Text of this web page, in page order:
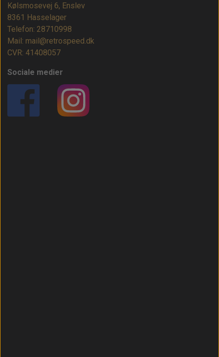
Kølsmosevej 6, Enslev
8361 Hasselager
Telefon: 28710998
Mail: mail@retrospeed.dk
CVR: 41408057
Sociale medier